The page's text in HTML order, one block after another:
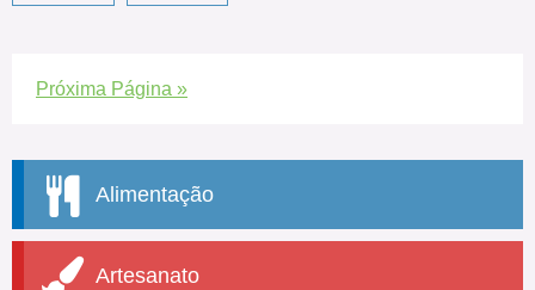
Próxima Página »
Alimentação
Artesanato